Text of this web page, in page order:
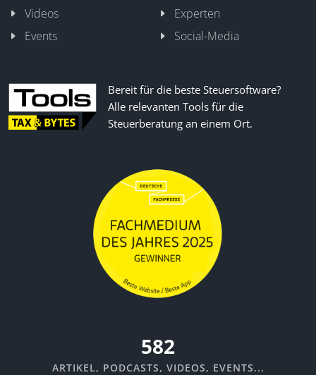
Videos
Experten
Events
Social-Media
Bereit für die beste Steuersoftware?
Alle relevanten Tools für die
Steuerberatung an einem Ort.
670
ARTIKEL, PODCASTS, VIDEOS, EVENTS...